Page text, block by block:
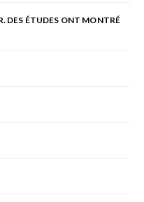
DES ÉTUDES ONT MONTRÉ